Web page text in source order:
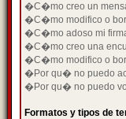
�C�mo creo un
�C�mo modifico o
�C�mo adoso mi
�C�mo creo una
�C�mo modifico o
�Por qu� no puedo
�Por qu� no puedo
Formatos y tipos de